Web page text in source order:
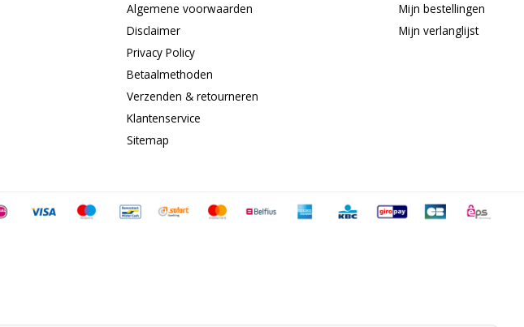
Algemene voorwaarden
Disclaimer
Privacy Policy
Betaalmethoden
Verzenden & retourneren
Klantenservice
Sitemap
Mijn bestellingen
Mijn verlanglijst